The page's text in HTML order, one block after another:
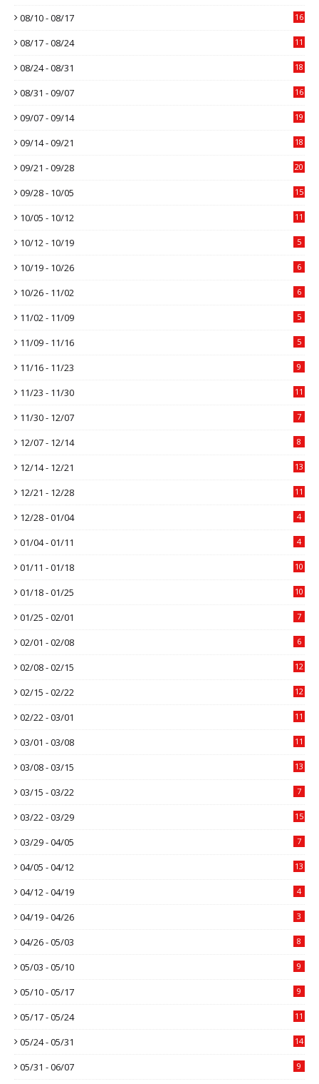
08/10 - 08/17 16
08/17 - 08/24 11
08/24 - 08/31 18
08/31 - 09/07 16
09/07 - 09/14 19
09/14 - 09/21 18
09/21 - 09/28 20
09/28 - 10/05 15
10/05 - 10/12 11
10/12 - 10/19 5
10/19 - 10/26 6
10/26 - 11/02 6
11/02 - 11/09 5
11/09 - 11/16 5
11/16 - 11/23 9
11/23 - 11/30 11
11/30 - 12/07 7
12/07 - 12/14 8
12/14 - 12/21 13
12/21 - 12/28 11
12/28 - 01/04 4
01/04 - 01/11 4
01/11 - 01/18 10
01/18 - 01/25 10
01/25 - 02/01 7
02/01 - 02/08 6
02/08 - 02/15 12
02/15 - 02/22 12
02/22 - 03/01 11
03/01 - 03/08 11
03/08 - 03/15 13
03/15 - 03/22 7
03/22 - 03/29 15
03/29 - 04/05 7
04/05 - 04/12 13
04/12 - 04/19 4
04/19 - 04/26 3
04/26 - 05/03 8
05/03 - 05/10 9
05/10 - 05/17 9
05/17 - 05/24 11
05/24 - 05/31 14
05/31 - 06/07 9